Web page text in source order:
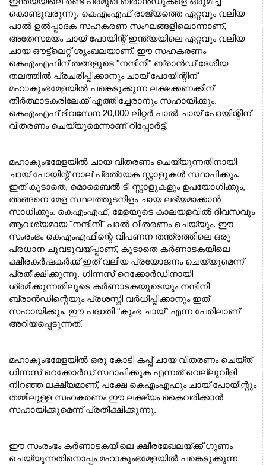
കൊണ്ടുവരുന്നു. കെഎംഎഫ് രാജ്യത്തെ ഏറ്റവും വലിയ
പാൽ ഉൽപ്പാദക സഹകരണ സംഘങ്ങളിലൊന്നാണ്,
അതേസമയം ചായ് പോയിന്റ് ഇന്ത്യയിലെ ഏറ്റവും വലിയ
ചായ ഔട്ട്‌ലെറ്റ് ശൃംഖലയാണ്. ഈ സഹകരണം
കെഎംഎഫിന് തങ്ങളുടെ "നന്ദിനി" ബ്രാൻഡ് ദേശീയ
തലത്തിൽ പ്രചരിപ്പിക്കാനും ചായ് പോയിന്റിന്
മഹാകുംഭമേളയിൽ പങ്കെടുക്കുന്ന ലക്ഷക്കണക്കിന്
തീർത്ഥാടകരിലേക്ക് എത്തിച്ചേരാനും സഹായിക്കും.
കെഎംഎഫ് ദിവസേന 20,000 ലിറ്റർ പാൽ ചായ് പോയിന്റിന്
വിതരണം ചെയ്യുമെന്നാണ് റിപ്പോർട്ട്.
മഹാകുംഭമേളയിൽ ചായ വിതരണം ചെയ്യുന്നതിനായി
ചായ് പോയിന്റ് നാല് പ്രത്യേക സ്റ്റാളുകൾ സ്ഥാപിക്കും.
ഇത് കൂടാതെ, മൊബൈൽ ടീ സ്റ്റാളുകളും ഉപയോഗിക്കും,
അങ്ങനെ മേള സ്ഥലത്തുടനീളം ചായ ലഭ്യമാക്കാൻ
സാധിക്കും. കെഎംഎഫ്, മേളയുടെ കാലയളവിൽ ദിവസവും
ആവശ്യമായ "നന്ദിനി" പാൽ വിതരണം ചെയ്യും. ഈ
സംരംഭം കെഎംഎഫിന്റെ വിപണന തന്ത്രത്തിലെ ഒരു
പ്രധാന ചുവടുവയ്പ്പാണ്, കൂടാതെ കർണാടകയിലെ
ക്ഷീരകർഷകർക്ക് ഇത് വലിയ പ്രയോജനം ചെയ്യുമെന്ന്
പ്രതീക്ഷിക്കുന്നു. ഗിന്നസ് റെക്കോർഡിനായി
ശ്രമിക്കുന്നതിലൂടെ കർണാടകയുടെയും നന്ദിനി
ബ്രാൻഡിന്റെയും പ്രശസ്തി വർധിപ്പിക്കാനും ഇത്
സഹായിക്കും. ഈ പദ്ധതി "കുംഭ ചായ്" എന്ന പേരിലാണ്
അറിയപ്പെടുന്നത്.
മഹാകുംഭമേളയിൽ ഒരു കോടി കപ്പ് ചായ വിതരണം ചെയ്ത്
ഗിന്നസ് റെക്കോർഡ് സ്ഥാപിക്കുക എന്നത് വെല്ലുവിളി
നിറഞ്ഞ ലക്ഷ്യമാണ്, പക്ഷേ കെഎംഎഫും ചായ് പോയിന്റും
തമ്മിലുള്ള സഹകരണം ഈ ലക്ഷ്യം കൈവരിക്കാൻ
സഹായിക്കുമെന്ന് പ്രതീക്ഷിക്കുന്നു.
ഈ സംരംഭം കർണാടകയിലെ ക്ഷീരമേഖലയ്ക്ക് ഗുണം
ചെയ്യുന്നതിനൊപ്പം മഹാകുംഭമേളയിൽ പങ്കെടുക്കുന്ന